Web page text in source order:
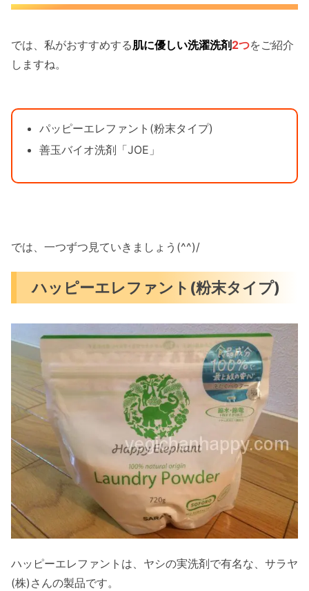
では、私がおすすめする肌に優しい洗濯洗剤2つをご紹介
しますね。
パッピーエレファント(粉末タイプ)
善玉バイオ洗剤「JOE」
では、一つずつ見ていきましょう(^^)/
ハッピーエレファント(粉末タイプ)
ハッピーエレファントは、ヤシの実洗剤で有名な、サラヤ
(株)さんの製品です。